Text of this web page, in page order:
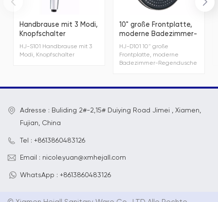
Handbrause mit 3 Modi,
Knopfschalter
HJ-S101 Handbrause mit 3
Modi, Knopfschalter
10" große Frontplatte,
moderne Badezimmer-
Regendusche
HJ-D101 10" große
Frontplatte, moderne
Badezimmer-Regendusche
Adresse : Buliding 2#-2,15# Duiying Road Jimei , Xiamen,
Fujian, China
Tel : +8613860483126
Email : nicole.yuan@xmhejall.com
WhatsApp : +8613860483126